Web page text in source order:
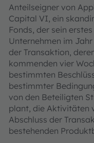
Anteilseigner von
Capital VI, ein
Fonds, der sein
Unternehmen im
der Transaktion,
kommenden vier
bestimmten
bestimmter
von den Beteiligten
plant, die Aktivitäten
Abschluss der
bestehenden